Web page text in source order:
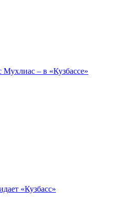
– в «Кузбассе»
«Кузбасс»